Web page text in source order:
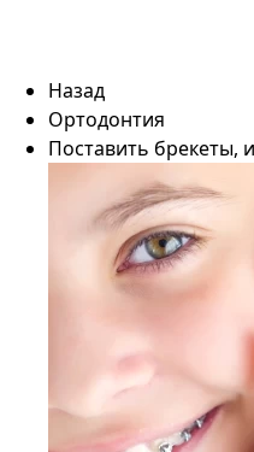
Назад
Ортодонтия
Поставить брекеты,